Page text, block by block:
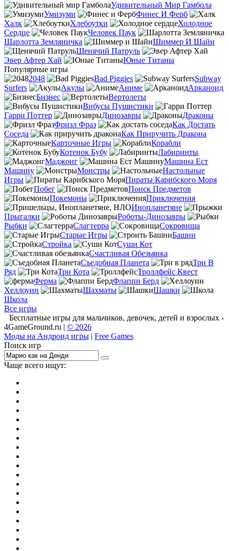
Удивительный Мир Гамбола
Умизуми
Финес И Ферб
Халк
Хлебоутки
Холодное
Сердце
Человек Паук
Шарлотта Земляничка
Шиммер И Шайн
Щенячий Патруль
Эвер Афтер Хай
Юные Титаны
Популярные игры
2048
Bad Piggies
Subway
Surfers
Акулы Аниме
Арканоид
Бизнес
Вертолеты
Вибусы Пушистики
Гарри Поттер
Динозавры
Драконы
Фризл Фраз
Как Достать
Соседа
Как Приручить Дракона
Карточные Игры
Корабли
Котенок Бубу
Лабиринты
Маджонг
Машина Ест
Машину
Монстры
Настольные
Игры
Пираты Карибского Моря
Побег
Поиск Предметов
Покемоны
Приключения
Инопланетяне
Прыгалки
Роботы-Динозавры
Рыбки
Слагтерра
Сокровища
Старые Игры
Башни
Стройка
Суши Кот
Счастливая Обезьянка
Съедобная Планета
Три В
Ряд
Три Кота
Троллфейс Квест
Ферма
Флаппи Берд
Хеллоуин
Шахматы
Шашки
Школа
Все игры
Бесплатные игры для мальчиков, девочек, детей и взрослых -
4GameGround.ru | © 2026
Моды на Андроид игры | Free Games
Поиск игр
Чаще всего ищут: